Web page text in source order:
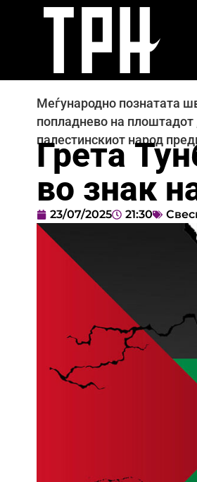
Меѓународно познатата
попладнево на плоштадот
палестинскиот народ
Грета
во знак
23/07/2025 21:30